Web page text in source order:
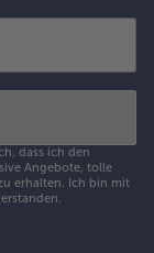
dass ich den
Angebote, tolle
erhalten. Ich bin mit